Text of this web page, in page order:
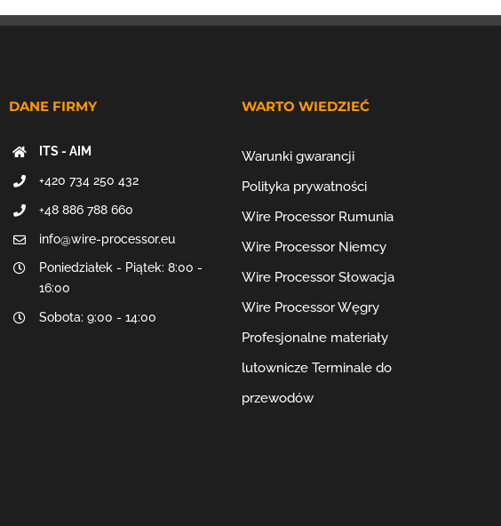
DANE FIRMY
ITS - AIM
+420 734 250 432
+48 886 788 660
info@wire-processor.eu
Poniedziałek - Piątek: 8:00 -
16:00
Sobota: 9:00 - 14:00
WARTO WIEDZIEĆ
Warunki gwarancji
Polityka prywatności
Wire Processor Rumunia
Wire Processor Niemcy
Wire Processor Słowacja
Wire Processor Węgry
Profesjonalne materiały
lutownicze Terminale do
przewodów